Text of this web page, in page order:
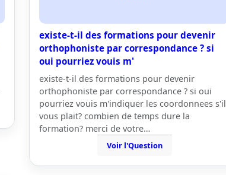
existe-t-il des formations pour devenir
orthophoniste par correspondance ? si
oui pourriez vouis m'
existe-t-il des formations pour devenir
orthophoniste par correspondance ? si oui
pourriez vouis m'indiquer les coordonnees s'il
vous plait? combien de temps dure la
formation? merci de votre…
Voir l'Question